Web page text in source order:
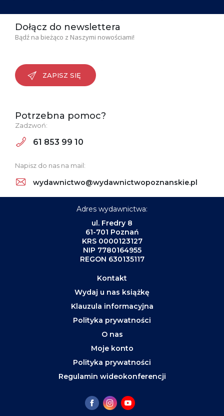
Dołącz do newslettera
Bądź na bieżąco z Naszymi nowościami!
ZAPISZ SIĘ
Potrzebna pomoc?
Zadzwoń:
61 853 99 10
Napisz do nas na mail:
wydawnictwo@wydawnictwopoznanskie.pl
Adres wydawnictwa:
ul. Fredry 8
61-701 Poznań
KRS 0000123127
NIP 7780164955
REGON 630135117
Kontakt
Wydaj u nas książkę
Klauzula informacyjna
Polityka prywatności
O nas
Moje konto
Polityka prywatności
Regulamin wideokonferencji